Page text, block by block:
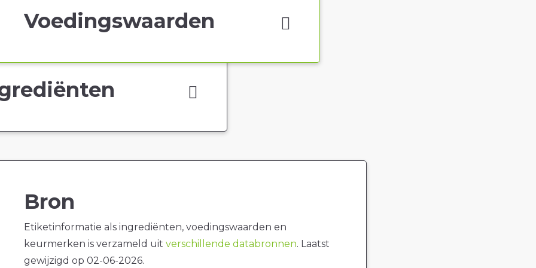
Voedingswaarden
Bron
Etiketinformatie als ingrediënten, voedingswaarden en
keurmerken is verzameld uit verschillende databronnen. Laatst
gewijzigd op 02-06-2026.